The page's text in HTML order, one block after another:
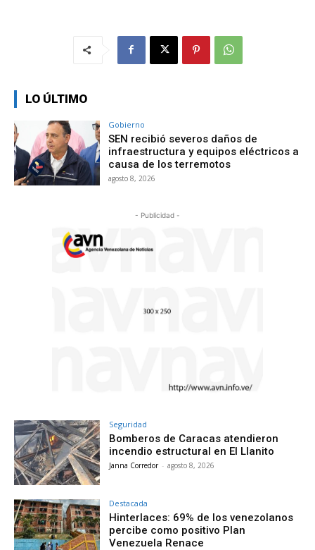
LO ÚLTIMO
Gobierno
SEN recibió severos daños de
infraestructura y equipos eléctricos a
causa de los terremotos
agosto 8, 2026
- Publicidad -
Seguridad
Bomberos de Caracas atendieron
incendio estructural en El Llanito
Janna Corredor - agosto 8, 2026
Destacada
Hinterlaces: 69% de los venezolanos
percibe como positivo Plan
Venezuela Renace